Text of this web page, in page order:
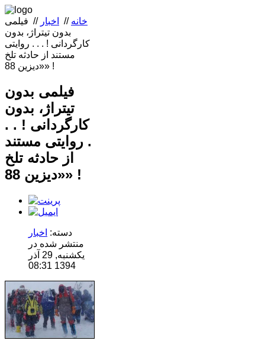
خانه // اخبار // فیلمی
بدون تیتراژ، بدون
کارگردانی ! . . . روایتی
مستند از حادثه تلخ
«دیزین 88» !
فیلمی بدون
تیتراژ، بدون
کارگردانی ! . .
. روایتی مستند
از حادثه تلخ
«دیزین 88» !
دسته: اخبار
منتشر شده در
یکشنبه, 29 آذر
1394 08:31